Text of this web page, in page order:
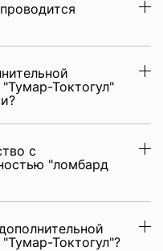
Токтогул"
с
"ломбард
Токтогул"?